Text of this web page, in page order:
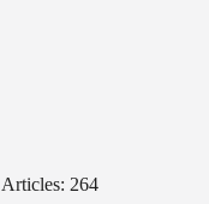
Articles: 264